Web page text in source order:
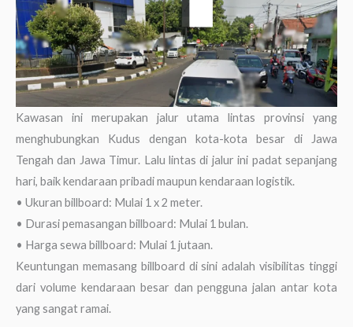
Kawasan ini merupakan jalur utama lintas provinsi yang
menghubungkan Kudus dengan kota-kota besar di Jawa
Tengah dan Jawa Timur. Lalu lintas di jalur ini padat sepanjang
hari, baik kendaraan pribadi maupun kendaraan logistik.
• Ukuran billboard: Mulai 1 x 2 meter.
• Durasi pemasangan billboard: Mulai 1 bulan.
• Harga sewa billboard: Mulai 1 jutaan.
Keuntungan memasang billboard di sini adalah visibilitas tinggi
dari volume kendaraan besar dan pengguna jalan antar kota
yang sangat ramai.